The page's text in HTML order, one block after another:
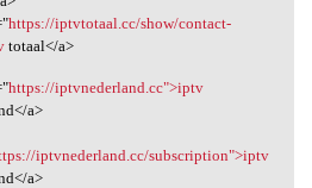
https://iptvtotaal.cc/show/contact-
totaal</a>
https://iptvnederland.cc">iptv
a>
iptvnederland.cc/subscription">iptv
a>